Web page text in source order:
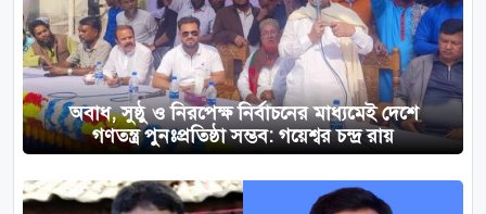
অবাধ, সুষ্ঠু ও নিরপেক্ষ নির্বাচনের মাধ্যমেই দেশে
গণতন্ত্র পুনঃপ্রতিষ্ঠা সম্ভব: গয়েশ্বর চন্দ্র রায়